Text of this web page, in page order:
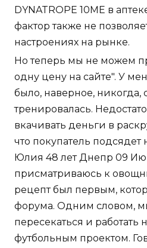
DYNATROPE 10ME в
фактор также не
настроениях на рынке.
Но теперь мы не можем
одну цену на сайте". У
было, наверное, никогда,
тренировалась.
вкачивать деньги в
что покупатель подсядет
Юлия 48 лет Днепр 09
присматриваюсь к
рецепт был первым,
форума. Одним словом,
пересекаться и
футбольным проектом.